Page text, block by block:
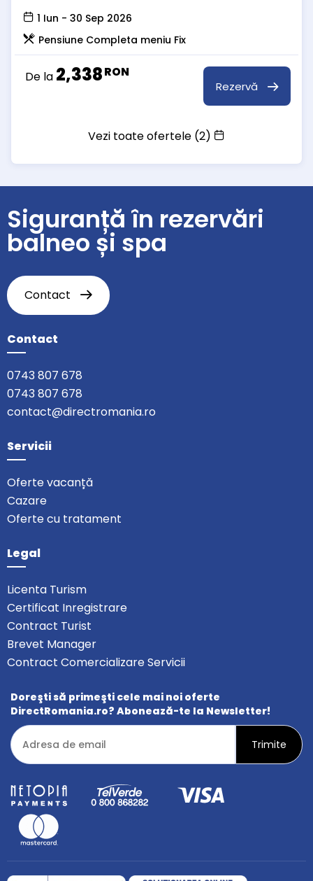
1 Iun - 30 Sep 2026
Pensiune Completa meniu Fix
De la 2,338RON
Rezervă
Vezi toate ofertele (2)
Siguranță în rezervări
balneo și spa
Contact
Contact
0743 807 678
0743 807 678
contact@directromania.ro
Servicii
Oferte vacanță
Cazare
Oferte cu tratament
Legal
Licenta Turism
Certificat Inregistrare
Contract Turist
Brevet Manager
Contract Comercializare Servicii
Doreşti să primeşti cele mai noi oferte
DirectRomania.ro? Abonează-te la Newsletter!